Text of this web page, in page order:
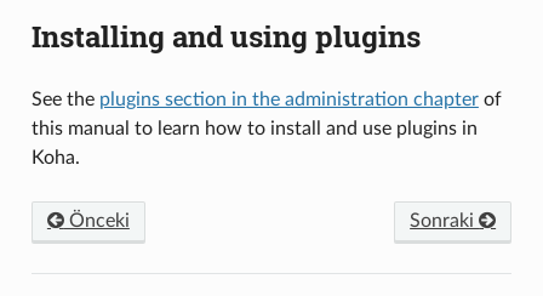
Installing and using plugins
See the plugins section in the administration chapterof
this manual to learn how to install and use plugins in
Koha.
Önceki Sonraki